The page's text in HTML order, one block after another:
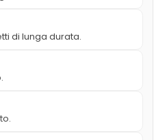
di lunga durata.